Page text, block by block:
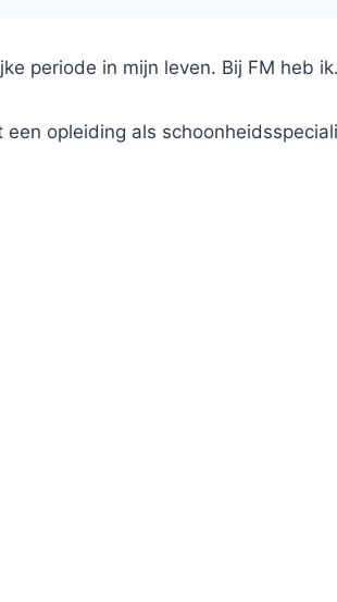
periode in mijn leven. Bij FM heb
opleiding als